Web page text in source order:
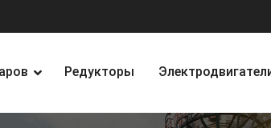
Редукторы